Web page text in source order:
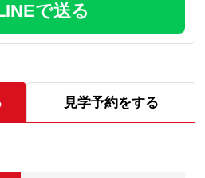
で送る
見学予約をする